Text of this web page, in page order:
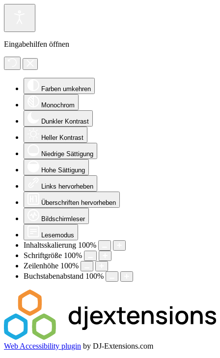
Eingabehilfen öffnen
Farben umkehren
Monochrom
Dunkler Kontrast
Heller Kontrast
Niedrige Sättigung
Hohe Sättigung
Links hervorheben
Überschriften hervorheben
Bildschirmleser
Lesemodus
Inhaltsskalierung 100%
Schriftgröße 100%
Zeilenhöhe 100%
Buchstabenabstand 100%
Web Accessibility plugin by DJ-Extensions.com